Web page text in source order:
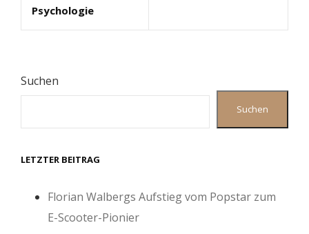
Psychologie
Suchen
Suchen
LETZTER BEITRAG
Florian Walbergs Aufstieg vom Popstar zum
E-Scooter-Pionier